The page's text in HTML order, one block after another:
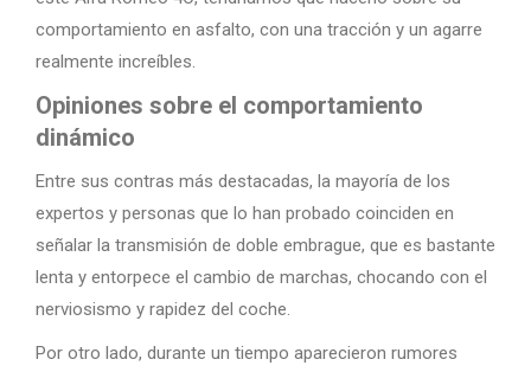
comportamiento en asfalto, con una tracción y un agarre
realmente increíbles.
Opiniones sobre el comportamiento
dinámico
Entre sus contras más destacadas, la mayoría de los
expertos y personas que lo han probado coinciden en
señalar la transmisión de doble embrague, que es bastante
lenta y entorpece el cambio de marchas, chocando con el
nerviosismo y rapidez del coche.
Por otro lado, durante un tiempo aparecieron rumores